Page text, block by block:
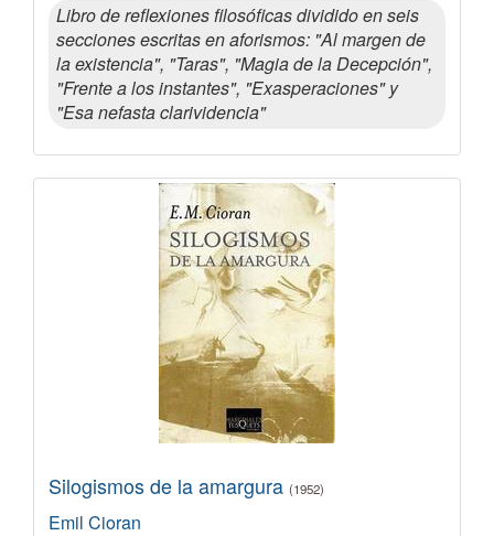
Libro de reflexiones filosóficas dividido en seis
secciones escritas en aforismos: "Al margen de
la existencia", "Taras", "Magia de la Decepción",
"Frente a los instantes", "Exasperaciones" y
"Esa nefasta clarividencia"
Silogismos de la amargura (1952)
Emil Cioran